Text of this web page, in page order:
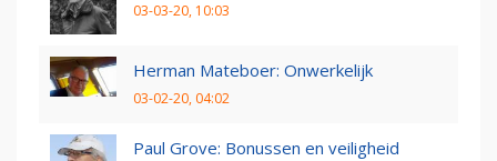
03-03-20, 10:03
Herman Mateboer: Onwerkelijk
03-02-20, 04:02
Paul Grove: Bonussen en veiligheid